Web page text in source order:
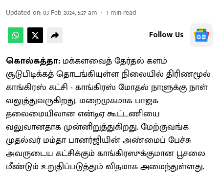
Updated on:03 Feb 2024, 5:27 am 1 min read
Follow Us
கொல்கத்தா: மக்களவைத் தேர்தல் களம்
சூடுபிடிக்கத் தொடங்கியுள்ள நிலையில் திரிணமூல்
காங்கிரஸ் கட்சி - காங்கிரஸ் மோதல் நாளுக்கு நாள்
வலுத்துவருகிறது. மறைமுகமாக பாஜக
தலைமையிலான என்டிஏ கூட்டணியை
வலுவானதாக முன்னிறுத்துகிறது. மேற்குவங்க
முதல்வர் மம்தா பானர்ஜியின் அண்மைப் பேச்சு
அவருடைய கட்சிக்கும் காங்கிரஸுக்குமான பூசலை
மீண்டும் உறுதிப்படுத்தும் விதமாக அமைந்துள்ளது.